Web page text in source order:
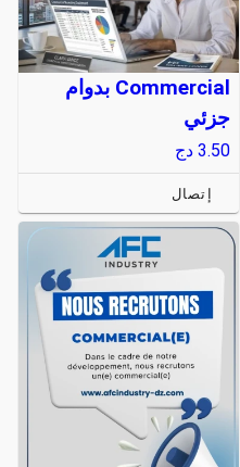
Commercial بدوام
جزئي
3.50 دج
إتصال